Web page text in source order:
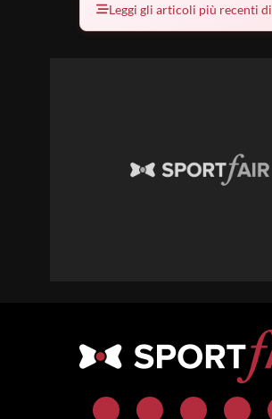
Leggi gli articoli più recenti di